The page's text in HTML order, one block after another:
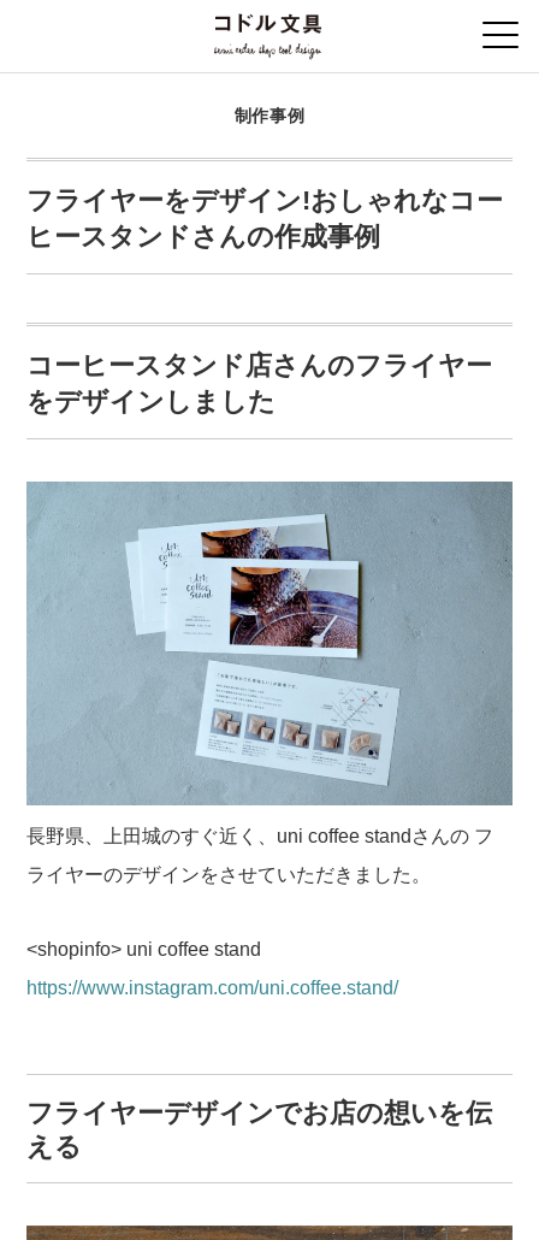
制作事例
フライヤーをデザイン!おしゃれなコー
ヒースタンドさんの作成事例
コーヒースタンド店さんのフライヤー
をデザインしました
長野県、上田城のすぐ近く、uni coffee standさんの フ
ライヤーのデザインをさせていただきました。
<shopinfo> uni coffee stand
https://www.instagram.com/uni.coffee.stand/
フライヤーデザインでお店の想いを伝
える